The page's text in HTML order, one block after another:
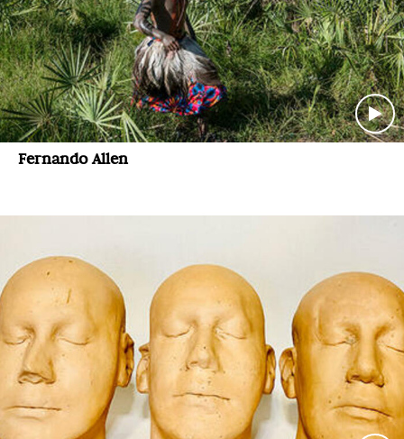
Fernando Allen